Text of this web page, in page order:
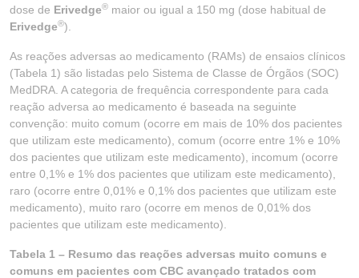
dose de Erivedge® maior ou igual a 150 mg (dose habitual de
Erivedge®).
As reações adversas ao medicamento (RAMs) de ensaios clínicos
(Tabela 1) são listadas pelo Sistema de Classe de Órgãos (SOC)
MedDRA. A categoria de frequência correspondente para cada
reação adversa ao medicamento é baseada na seguinte
convenção: muito comum (ocorre em mais de 10% dos pacientes
que utilizam este medicamento), comum (ocorre entre 1% e 10%
dos pacientes que utilizam este medicamento), incomum (ocorre
entre 0,1% e 1% dos pacientes que utilizam este medicamento),
raro (ocorre entre 0,01% e 0,1% dos pacientes que utilizam este
medicamento), muito raro (ocorre em menos de 0,01% dos
pacientes que utilizam este medicamento).
Tabela 1 – Resumo das reações adversas muito comuns e
comuns em pacientes com CBC avançado tratados com